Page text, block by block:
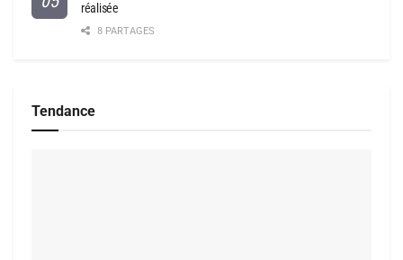
réalisée
8 PARTAGES
Tendance